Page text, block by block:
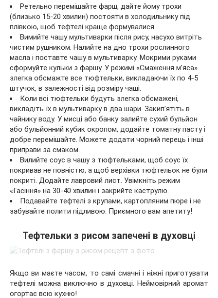
Ретельно перемішайте фарш, дайте йому трохи
(близько 15-20 хвилин) постояти в холодильнику під
плівкою, щоб тефтелі краще формувалися.
Вимийте чашу мультиварки після рису, насухо витріть
чистим рушником. Налийте на дно трохи рослинного
масла і поставте чашу в мультиварку. Мокрими руками
сформуйте кульки з фаршу. У режимі «Смаження м’яса»
злегка обсмажте все тюфтельки, викладаючи їх по 4-5
штучок, в залежності від розміру чаші.
Коли всі тюфтельки будуть злегка обсмажені,
викладіть їх в мультиварку в два шари. Закип’ятіть в
чайнику воду. У мисці або банку залийте сухий бульйон
або бульйонний кубик окропом, додайте томатну пасту і
добре перемішайте. Можете додати чорний перець і інші
приправи за смаком.
Вилийте соус в чашу з тюфтельками, щоб соус їх
покривав не повністю, а щоб верхівки тюфтельок не були
покриті. Додайте лавровий лист. Увімкніть режим
«Гасіння» на 30-40 хвилин і закрийте каструлю.
Подавайте тефтелі з крупами, картопляним пюре і не
забувайте полити підливою. Приємного вам апетиту!
Тефтельки з рисом запечені в духовці
Якщо ви маєте часом, то самі смачні і ніжні приготувати
тефтелі можна виключно в духовці. Неймовірний аромат
огортає всю кухню!